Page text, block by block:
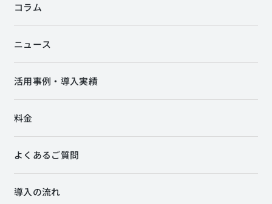
コラム
ニュース
活用事例・導入実績
料金
よくあるご質問
導入の流れ